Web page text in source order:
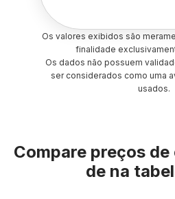
Os valores exibidos são
finalidade
Os dados não possuem
ser considerados como uma
usados.
Compare preços
de na